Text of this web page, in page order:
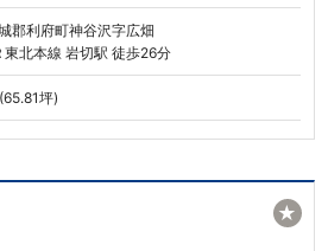
郡利府町神谷沢字広畑
東北本線 岩切駅 徒歩26分
坪)
★